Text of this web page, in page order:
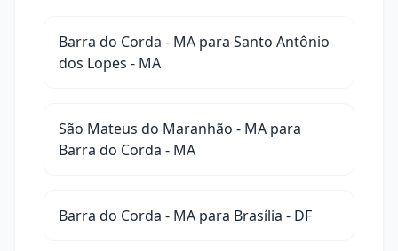
Barra do Corda - MA para Santo Antônio
dos Lopes - MA
São Mateus do Maranhão - MA para
Barra do Corda - MA
Barra do Corda - MA para Brasília - DF